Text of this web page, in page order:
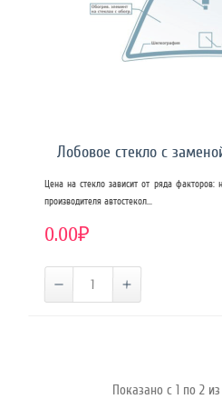
Лобовое стекло с
Цена на стекло зависит от ряда факторов:
производителя автостекол...
0.00₽
Показано с 1 по 2